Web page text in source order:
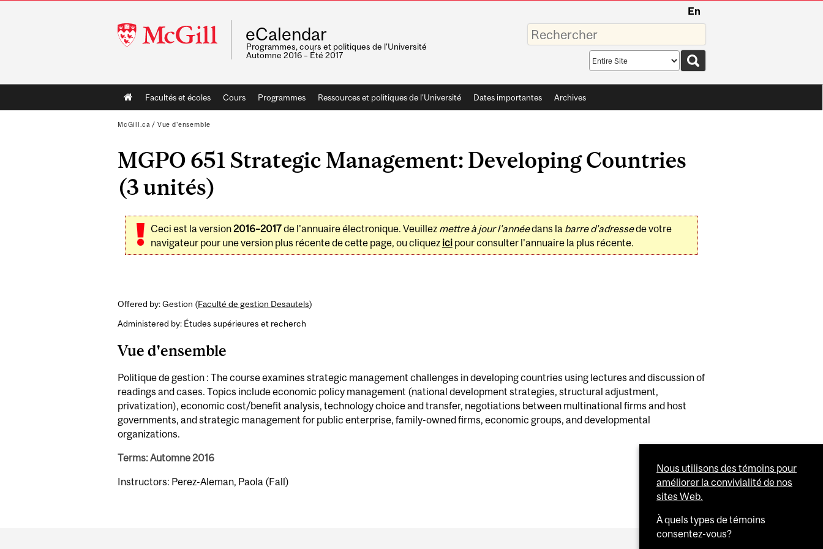
McGill
University
En
eCalendar
Programmes, cours et politiques de l'Université
Automne 2016 – Été 2017
Saisissez
vos
mots-
Search
scope
Main
navigation
Facultés et écoles Cours Programmes Ressources et politiques de l'Université Dates importantes Archives
McGill.ca / Vue d'ensemble
MGPO 651 Strategic Management: Developing Countries
(3 unités)
Ceci est la version2016–2017de l'annuaire électronique. Veuillez mettre à jour l'annéedans la barre d'adressede votre
navigateur pour une version plus récente de cette page, ou cliquez icipour consulter l'annuaire la plus récente.
Offered by: Gestion (Faculté de gestion Desautels)
Administered by: Études supérieures et recherch
Vue d'ensemble
Politique de gestion : The course examines strategic management challenges in developing countries using lectures and discussion of
readings and cases. Topics include economic policy management (national development strategies, structural adjustment,
privatization), economic cost/benefit analysis, technology choice and transfer, negotiations between multinational firms and host
governments, and strategic management for public enterprise, family-owned firms, economic groups, and developmental
organizations.
Terms: Automne 2016
Instructors: Perez-Aleman, Paola (Fall)
Nous utilisons des témoins pour
améliorer la convivialité de nos
sites Web.
À quels types de témoins
consentez-vous?